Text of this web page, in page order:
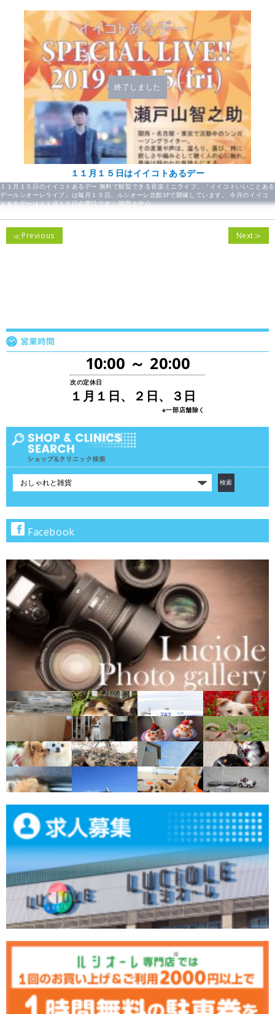
終了しました
１１月１５日はイイコトあるデー
１１月１５日のイイコトあるデー 無料で観覧できる音楽ミニライブ、『イイコトいいことある
デールシオーレライブ』は毎月１５日、ルシオーレ北館3Fで開催しています。 今月のイイコ
トあるデーは１１月１５日金曜日です！ 関西を中心…
Previous Next
10:00 ～ 20:00
次の定休日
１月１日、２日、３日
※一部店舗除く
テ
で
検
索
Facebook